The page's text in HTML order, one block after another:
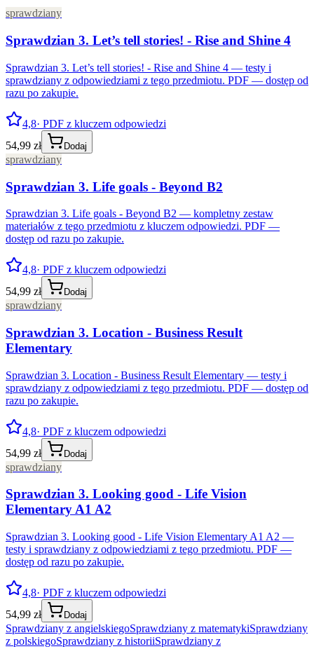
sprawdziany
Sprawdzian 3. Let’s tell stories! - Rise and Shine 4
Sprawdzian 3. Let’s tell stories! - Rise and Shine 4 — testy i
sprawdziany z odpowiedziami z tego przedmiotu. PDF — dostęp od
razu po zakupie.
4,8· PDF z kluczem odpowiedzi
54,99 zł
Dodaj
sprawdziany
Sprawdzian 3. Life goals - Beyond B2
Sprawdzian 3. Life goals - Beyond B2 — kompletny zestaw
materiałów z tego przedmiotu z kluczem odpowiedzi. PDF —
dostęp od razu po zakupie.
4,8· PDF z kluczem odpowiedzi
54,99 zł
Dodaj
sprawdziany
Sprawdzian 3. Location - Business Result
Elementary
Sprawdzian 3. Location - Business Result Elementary — testy i
sprawdziany z odpowiedziami z tego przedmiotu. PDF — dostęp od
razu po zakupie.
4,8· PDF z kluczem odpowiedzi
54,99 zł
Dodaj
sprawdziany
Sprawdzian 3. Looking good - Life Vision
Elementary A1 A2
Sprawdzian 3. Looking good - Life Vision Elementary A1 A2 —
testy i sprawdziany z odpowiedziami z tego przedmiotu. PDF —
dostęp od razu po zakupie.
4,8· PDF z kluczem odpowiedzi
54,99 zł
Dodaj
Sprawdziany z angielskiegoSprawdziany z matematykiSprawdziany
z polskiegoSprawdziany z historiiSprawdziany z